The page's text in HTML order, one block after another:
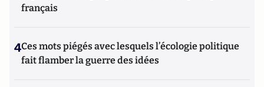
français
4Ces mots piégés avec lesquels l’écologie politique
fait flamber la guerre des idées